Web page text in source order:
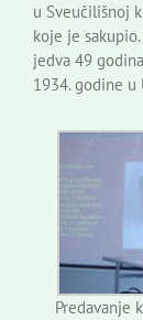
u Sveučilišnoj
koje je
jedva 49
1934. godine u
Predavanje